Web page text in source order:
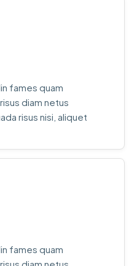
fames quam
diam netus
risus nisi, aliquet
fames quam